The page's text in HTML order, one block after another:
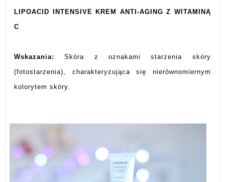
LIPOACID INTENSIVE KREM ANTI-AGING Z WITAMINĄ
C
Wskazania:Skóra z oznakami starzenia skóry
(fotostarzenia), charakteryzująca się nierównomiernym
kolorytem skóry.